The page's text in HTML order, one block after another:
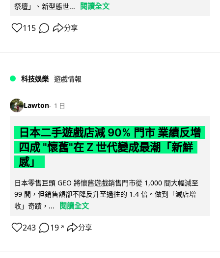
祭壇」、新型態世...
閱讀全文
115 分享
科技娛樂 遊戲情報
Lawton 1 日
日本二手遊戲店減 90% 門市 業績反增
四成 "懷舊"在 Z 世代變成最潮「新鮮
感」
日本零售巨頭 GEO 將懷舊遊戲銷售門市從 1,000 間大幅減至
99 間，但銷售額卻不降反升至過往的 1.4 倍。做到「減店增
收」奇蹟，...
閱讀全文
243 19 ↗ 分享